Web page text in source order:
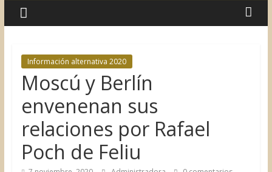
do
Vento
Asociación
Sociocultural
Información alternativa 2020
Moscú y Berlín
envenenan sus
relaciones por Rafael
Poch de Feliu